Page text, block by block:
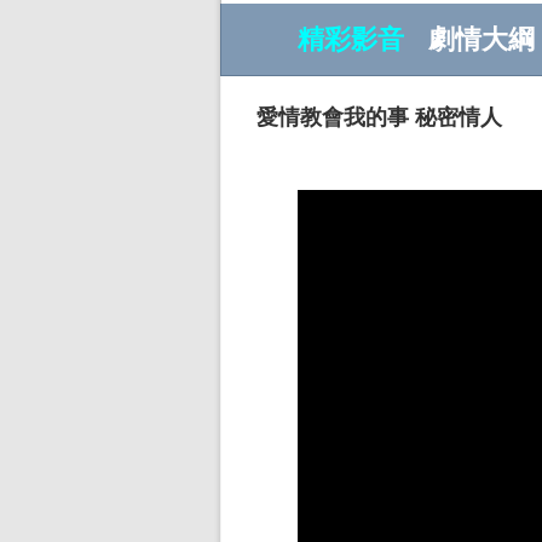
精彩影音 劇情大綱
愛情教會我的事 秘密情人